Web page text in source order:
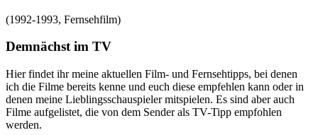
(1992-1993, Fernsehfilm)
Demnächst im TV
Hier findet ihr meine aktuellen Film- und Fernsehtipps, bei denen
ich die Filme bereits kenne und euch diese empfehlen kann oder in
denen meine Lieblingsschauspieler mitspielen. Es sind aber auch
Filme aufgelistet, die von dem Sender als TV-Tipp empfohlen
werden.